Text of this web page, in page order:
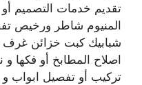
تقديم خدمات التصميم أو
المنيوم شاطر ورخيص
شبابيك كبت خزائن غرف
اصلاح المطابخ أو فكها و
تركيب أو تفصيل ابواب و